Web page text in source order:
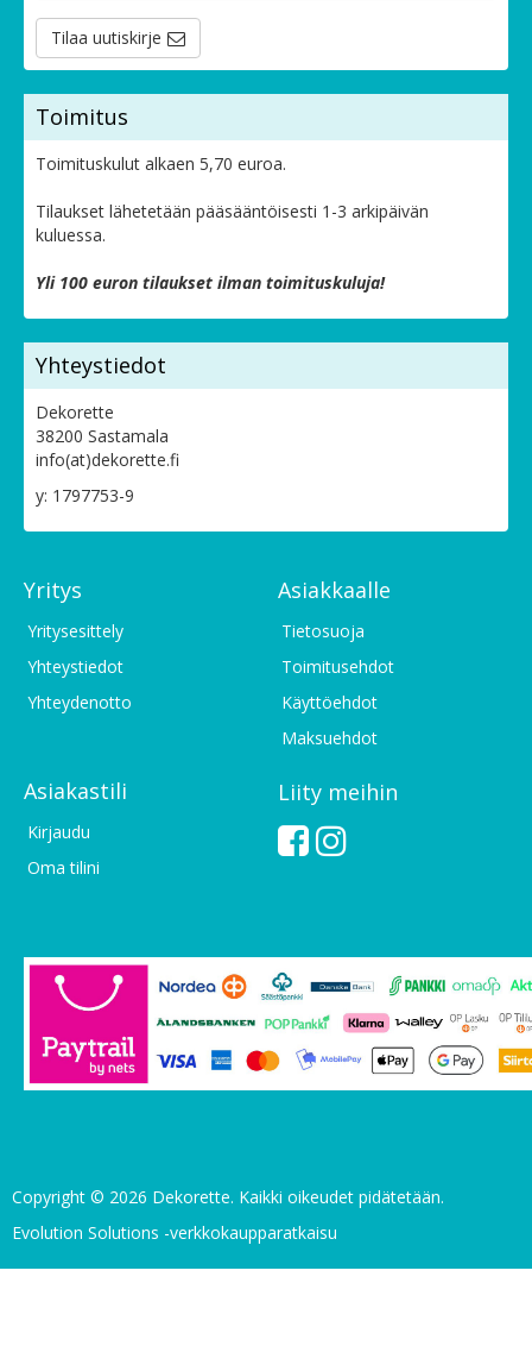
Tilaa uutiskirje
Toimitus
Toimituskulut alkaen 5,70 euroa.
Tilaukset lähetetään pääsääntöisesti 1-3 arkipäivän
kuluessa.
Yli 100 euron tilaukset ilman toimituskuluja!
Yhteystiedot
Dekorette
38200 Sastamala
info(at)dekorette.fi
y: 1797753-9
Yritys
Yritysesittely
Yhteystiedot
Yhteydenotto
Asiakkaalle
Tietosuoja
Toimitusehdot
Käyttöehdot
Maksuehdot
Asiakastili
Kirjaudu
Oma tilini
Liity meihin
Copyright © 2026 Dekorette. Kaikki oikeudet pidätetään.
Evolution Solutions -verkkokaupparatkaisu